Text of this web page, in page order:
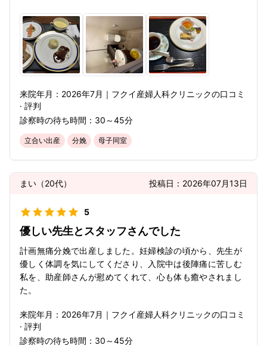
来院年月： 2026年7月 ｜ フクイ産婦人科クリニックの口コミ
· 評判
診察時の待ち時間： 30～45分
立合い出産 分娩 母子同室
まい （20代） 投稿日： 2026年07月13日
5
優しい先生とスタッフさんでした
計画無痛分娩で出産しました。妊婦検診の頃から、先生が
優しく体調を気にしてくださり、入院中は後陣痛に苦しむ
私を、助産師さんが慰めてくれて、心も体も癒やされまし
た。
来院年月： 2026年7月 ｜ フクイ産婦人科クリニックの口コミ
· 評判
診察時の待ち時間： 30～45分